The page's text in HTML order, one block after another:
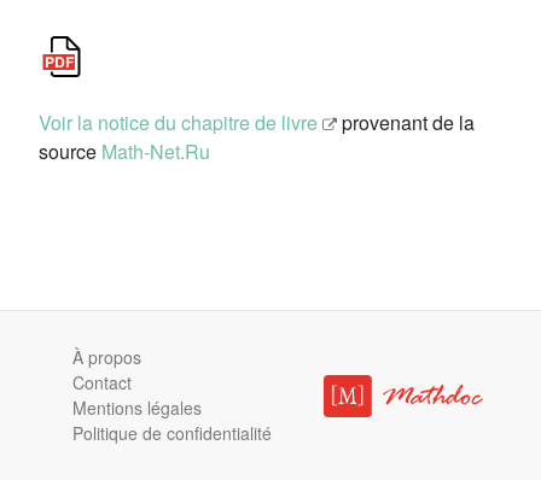
Voir la notice du chapitre de livre
provenant de la
source Math-Net.Ru
À propos
Contact
Mentions légales
Politique de confidentialité